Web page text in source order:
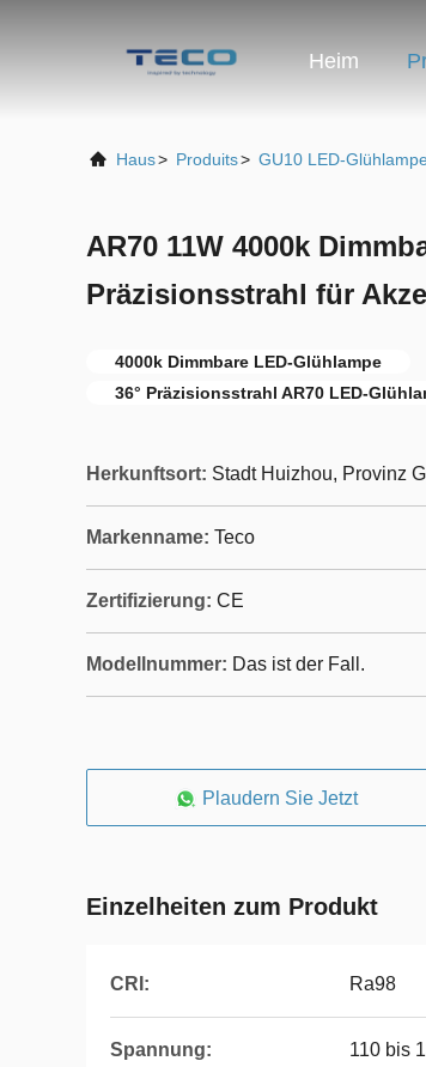
Heim
Haus> Produits> GU10 LED-
AR70 11W 4000k
Präzisionsstrahl für
4000k Dimmbare LED-Glühlampe
36° Präzisionsstrahl AR70 LED-
Herkunftsort: Stadt Huizhou, Provinz
Markenname: Teco
Zertifizierung: CE
Modellnummer: Das ist der Fall.
Plaudern Sie Jetzt
Einzelheiten zum Produkt
CRI: Ra98
Spannung: 110 bis